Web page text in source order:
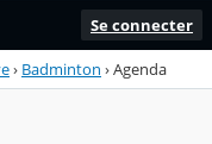
Se connecter
› Badminton ›Agenda